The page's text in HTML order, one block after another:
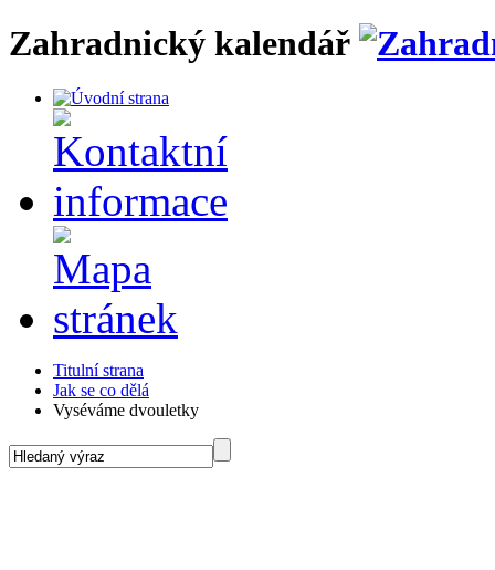
Zahradnický kalendář
Titulní strana
Jak se co dělá
Vyséváme dvouletky